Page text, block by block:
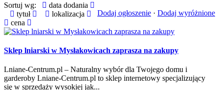
Dodaj ogłoszenie · Dodaj wyróżnione
Sortuj wg:
data dodania
tytuł
lokalizacja
cena
Sklep lniarski w Mysłakowicach zaprasza na zakupy
Lniane-Centrum.pl – Naturalny wybór dla Twojego domu i
garderoby Lniane-Centrum.pl to sklep internetowy specjalizujący
się w sprzedaży wysokiej jak...